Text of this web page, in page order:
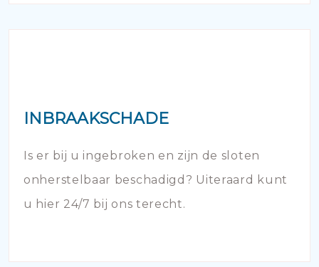
INBRAAKSCHADE
Is er bij u ingebroken en zijn de sloten
onherstelbaar beschadigd? Uiteraard kunt
u hier 24/7 bij ons terecht.